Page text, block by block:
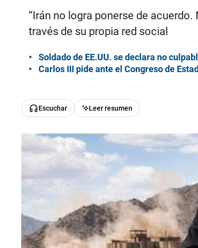
“Irán no logra ponerse de
través de su propia red social
Soldado de EE.UU. se declara no
Carlos III pide ante el Congreso de
Escuchar Leer resumen